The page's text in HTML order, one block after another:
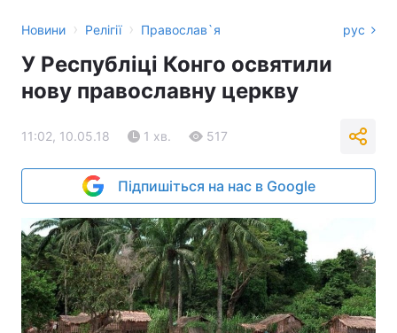
Новини › Релігії › Православ`я рус
У Республіці Конго освятили
нову православну церкву
11:02, 10.05.18 1 хв. 517
Підпишіться на нас в Google